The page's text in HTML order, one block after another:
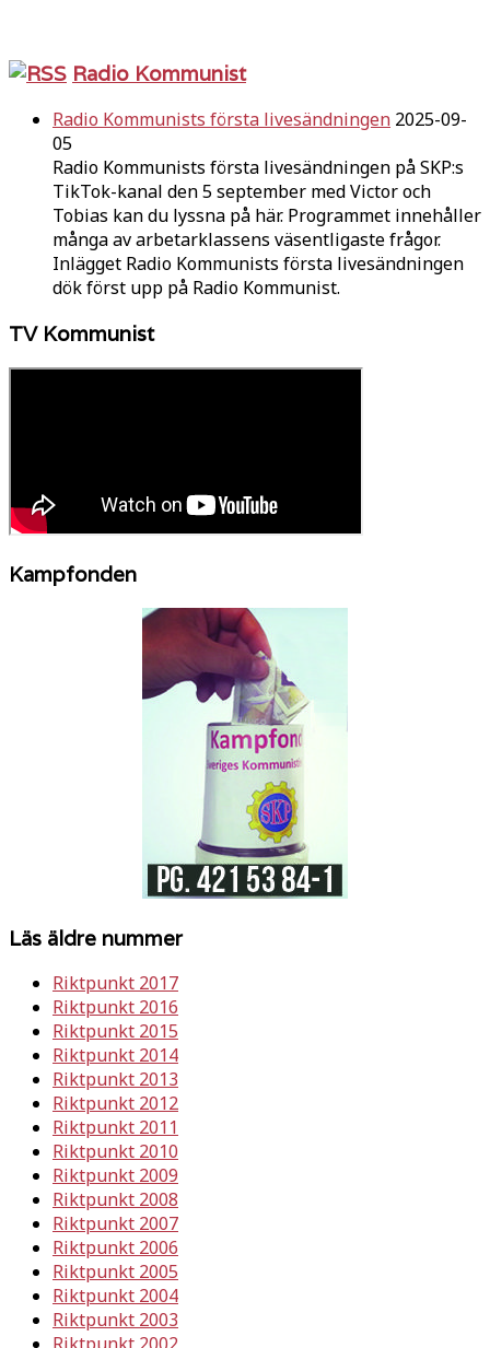
Radio Kommunist
Radio Kommunists första livesändningen 2025-09-
05
Radio Kommunists första livesändningen på SKP:s
TikTok-kanal den 5 september med Victor och
Tobias kan du lyssna på här. Programmet innehåller
många av arbetarklassens väsentligaste frågor.
Inlägget Radio Kommunists första livesändningen
dök först upp på Radio Kommunist.
TV Kommunist
Kampfonden
Läs äldre nummer
Riktpunkt 2017
Riktpunkt 2016
Riktpunkt 2015
Riktpunkt 2014
Riktpunkt 2013
Riktpunkt 2012
Riktpunkt 2011
Riktpunkt 2010
Riktpunkt 2009
Riktpunkt 2008
Riktpunkt 2007
Riktpunkt 2006
Riktpunkt 2005
Riktpunkt 2004
Riktpunkt 2003